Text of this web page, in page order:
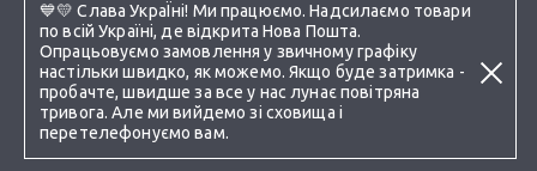
💙💛 Слава УкраЇні! Ми працюємо. Надсилаємо товари
по всій Україні, де відкрита Нова Пошта.
Опрацьовуємо замовлення у звичному графіку
настільки швидко, як можемо. Якщо буде затримка -
пробачте, швидше за все у нас лунає повітряна
тривога. Але ми вийдемо зі сховища і
перетелефонуємо вам.